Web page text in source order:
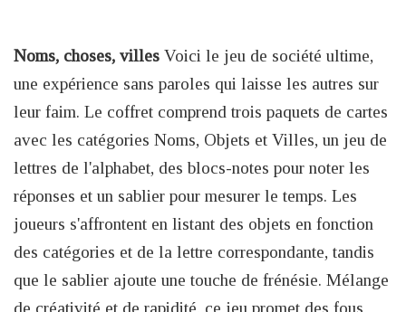
Noms, choses, villes Voici le jeu de société ultime,
une expérience sans paroles qui laisse les autres sur
leur faim. Le coffret comprend trois paquets de cartes
avec les catégories Noms, Objets et Villes, un jeu de
lettres de l'alphabet, des blocs-notes pour noter les
réponses et un sablier pour mesurer le temps. Les
joueurs s'affrontent en listant des objets en fonction
des catégories et de la lettre correspondante, tandis
que le sablier ajoute une touche de frénésie. Mélange
de créativité et de rapidité, ce jeu promet des fous